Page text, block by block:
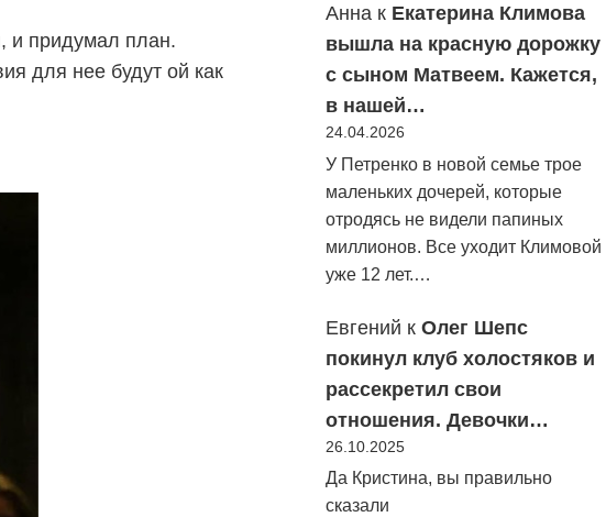
и придумал план.
для нее будут ой как
Анна к Екатерина Климова
вышла на красную дорожку
с сыном Матвеем. Кажется,
в нашей…
24.04.2026
У Петренко в новой семье трое
маленьких дочерей, которые
отродясь не видели папиных
миллионов. Все уходит Климовой
уже 12 лет.…
Евгений к Олег Шепс
покинул клуб холостяков и
рассекретил свои
отношения. Девочки…
26.10.2025
Да Кристина, вы правильно
сказали